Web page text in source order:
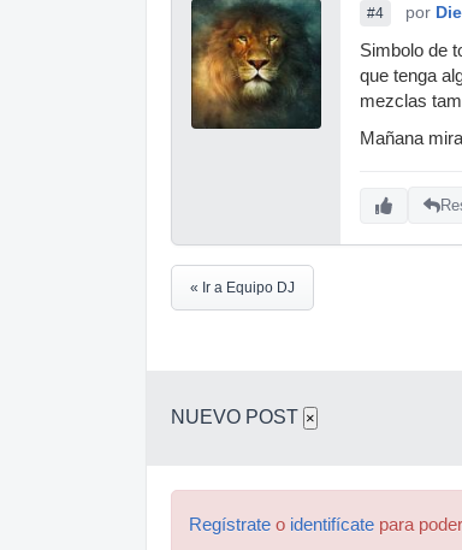
#4 por
Simbolo de
que tenga
mezclas
Mañana
« Ir a Equipo DJ
NUEVO POST ×
Regístrate o identifícate para